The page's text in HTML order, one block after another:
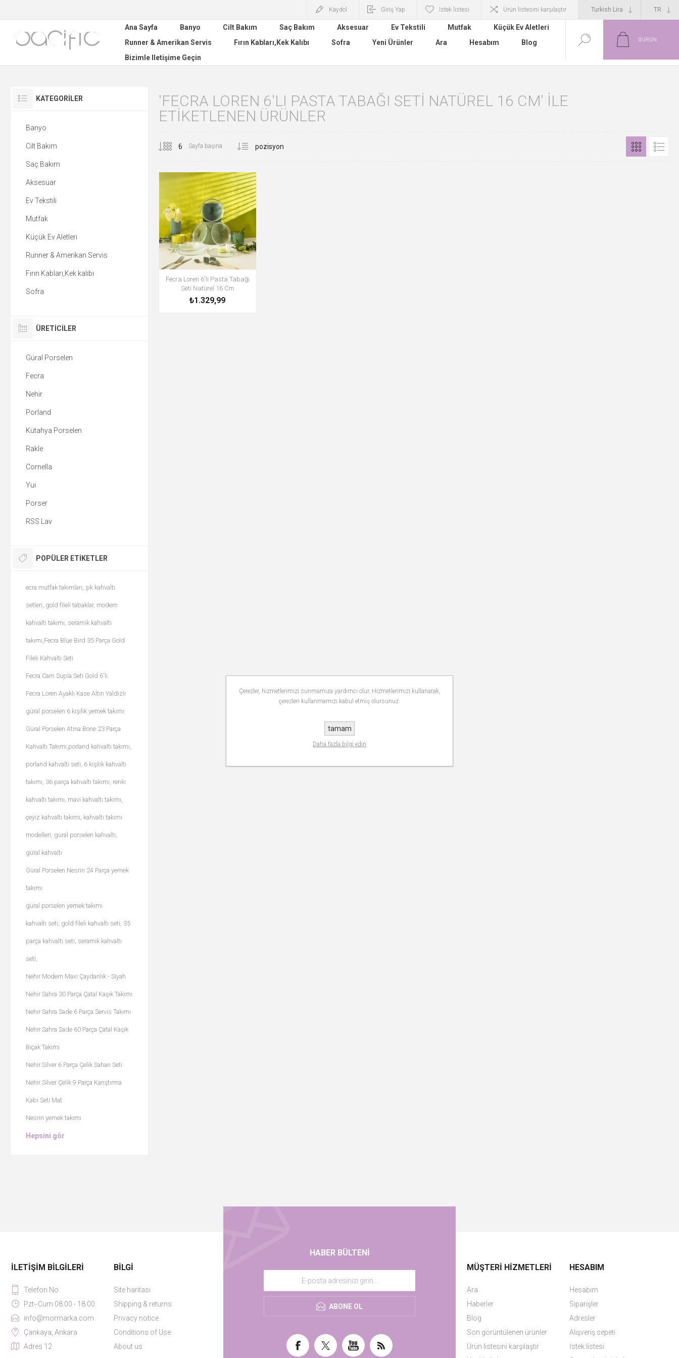
Kaydol Giriş Yap İstek listesi Ürün listesini karşılaştır
Ana Sayfa Banyo Cilt Bakım Saç Bakım Aksesuar Ev Tekstili Mutfak
Küçük Ev Aletleri
Runner & Amerikan Servis
Fırın Kabları,Kek Kalıbı Sofra Yeni Ürünler Ara Hesabım
Blog
Bizimle Iletişime Geçin
0 ÜRÜN
'FECRA LOREN 6'LI PASTA TABAĞI SETI NATÜREL 16 CM' ILE
ETIKETLENEN ÜRÜNLER
Sayfa başına
Fecra Loren 6'lı Pasta Tabağı
Seti Natürel 16 Cm
₺1.329,99
KATEGORILER
Banyo
Cilt Bakım
Saç Bakım
Aksesuar
Ev Tekstili
Mutfak
Küçük Ev Aletleri
Runner & Amerikan Servis
Fırın Kabları,Kek kalıbı
Sofra
ÜRETICILER
Güral Porselen
Fecra
Nehir
Porland
Kütahya Porselen
Rakle
Cornella
Yui
Porser
RSS Lav
POPÜLER ETIKETLER
ecra mutfak takımları, şık kahvaltı
setleri, gold fileli tabaklar, modern
kahvaltı takımı, seramik kahvaltı
takımı,Fecra Blue Bird 35 Parça Gold
Fileli Kahvaltı Seti
Fecra Cam Supla Seti Gold 6'lı
Fecra Loren Ayaklı Kase Altın Yaldızlı
güral porselen 6 kişilik yemek takımı
Güral Porselen Atina Bone 23 Parça
Kahvaltı Takımı,porland kahvaltı takımı,
porland kahvaltı seti, 6 kişilik kahvaltı
takımı, 36 parça kahvaltı takımı, renki
kahvaltı takımı, mavi kahvaltı takımı,
çeyiz kahvaltı takımı, kahvaltı takımı
modelleri, güral porselen kahvaltı,
güral kahvaltı
Güral Porselen Nesrin 24 Parça yemek
takımı
güral porselen yemek takımı
kahvaltı seti, gold fileli kahvaltı seti, 35
parça kahvaltı seti, seramik kahvaltı
seti,
Nehir Modern Maxi Çaydanlık - Siyah
Nehir Sahra 30 Parça Çatal Kaşık Takımı
Nehir Sahra Sade 6 Parça Servis Takımı
Nehir Sahra Sade 60 Parça Çatal Kaşık
Bıçak Takımı
Nehir Silver 6 Parça Çelik Sahan Seti
Nehir Silver Çelik 9 Parça Karıştırma
Kabı Seti Mat
Nesrin yemek takımı
Hepsini gör
HABER BÜLTENI
ABONE OL
İLETIŞIM BILGILERI
Telefon No
Pzt--Cum 08:00 - 18:00
info@mormarka.com
Çankaya, Ankara
Adres 12
BILGI
Site haritası
Shipping & returns
Privacy notice
Conditions of Use
About us
MÜŞTERI HIZMETLERI
Ara
Haberler
Blog
Son görüntülenen ürünler
Ürün listesini karşılaştır
HESABIM
Hesabım
Siparişler
Adresler
Alışveriş sepeti
İstek listesi
Çerezler, hizmetlerimizi sunmamıza yardımcı olur. Hizmetlerimizi kullanarak,
çerezleri kullanmamızı kabul etmiş olursunuz.
tamam
Daha fazla bilgi edin